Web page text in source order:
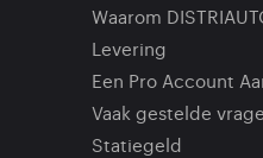
Waarom
Levering
Een Pro Account
Vaak gestelde
Statiegeld